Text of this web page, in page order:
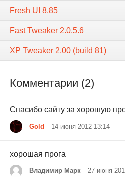
Fresh UI 8.85
Fast Tweaker 2.0.5.6
XP Tweaker 2.00 (build 81)
Комментарии (2)
Спасибо сайту за хорошую
Gold 14 июня 2012 13:14
хорошая прога
Владимир Марк 27 июня